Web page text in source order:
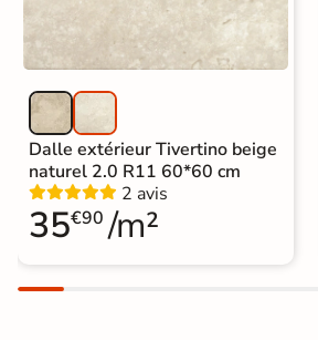
Dalle extérieur Tivertino beige
naturel 2.0 R11 60*60 cm
2 avis
35€90 /m²